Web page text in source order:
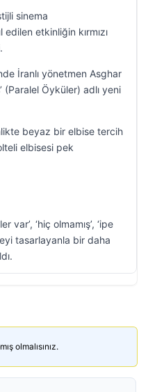
sinema
etkinliğin kırmızı
İranlı yönetmen Asghar
(Paralel Öyküler) adlı yeni
beyaz bir elbise tercih
elbisesi pek
‘hiç olmamış’, ‘ipe
tasarlayanla bir daha
olmalısınız.